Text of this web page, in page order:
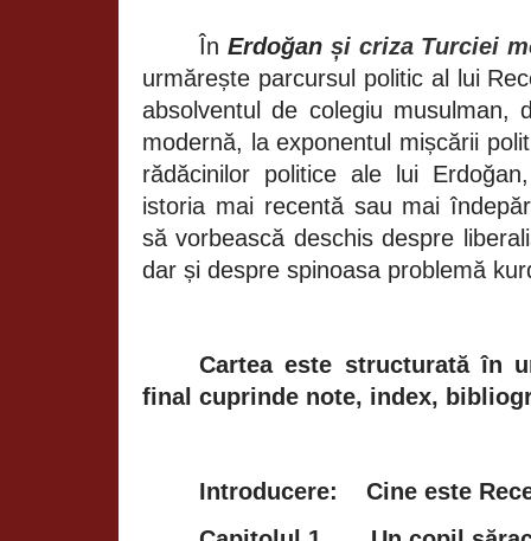
În Erdoğan și criza Turciei
urmărește parcursul politic al lui
absolventul de colegiu musulman,
modernă, la exponentul mișcării
rădăcinilor politice ale lui
istoria mai recentă sau mai
să vorbească deschis despre
dar și despre spinoasa problemă
Cartea este structurată în
final cuprinde note, index,
Introducere:
Cine este